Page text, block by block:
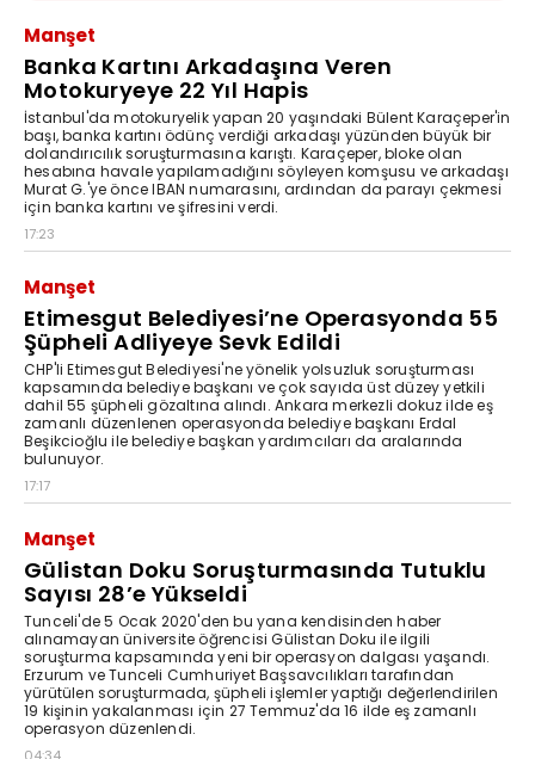
Manşet
Banka Kartını Arkadaşına Veren
Motokuryeye 22 Yıl Hapis
İstanbul'da motokuryelik yapan 20 yaşındaki Bülent Karaçeper'in
başı, banka kartını ödünç verdiği arkadaşı yüzünden büyük bir
dolandırıcılık soruşturmasına karıştı. Karaçeper, bloke olan
hesabına havale yapılamadığını söyleyen komşusu ve arkadaşı
Murat G.'ye önce IBAN numarasını, ardından da parayı çekmesi
için banka kartını ve şifresini verdi.
17:23
Manşet
Etimesgut Belediyesi’ne Operasyonda 55
Şüpheli Adliyeye Sevk Edildi
CHP'li Etimesgut Belediyesi'ne yönelik yolsuzluk soruşturması
kapsamında belediye başkanı ve çok sayıda üst düzey yetkili
dahil 55 şüpheli gözaltına alındı. Ankara merkezli dokuz ilde eş
zamanlı düzenlenen operasyonda belediye başkanı Erdal
Beşikcioğlu ile belediye başkan yardımcıları da aralarında
bulunuyor.
17:17
Manşet
Gülistan Doku Soruşturmasında Tutuklu
Sayısı 28’e Yükseldi
Tunceli'de 5 Ocak 2020'den bu yana kendisinden haber
alınamayan üniversite öğrencisi Gülistan Doku ile ilgili
soruşturma kapsamında yeni bir operasyon dalgası yaşandı.
Erzurum ve Tunceli Cumhuriyet Başsavcılıkları tarafından
yürütülen soruşturmada, şüpheli işlemler yaptığı değerlendirilen
19 kişinin yakalanması için 27 Temmuz'da 16 ilde eş zamanlı
operasyon düzenlendi.